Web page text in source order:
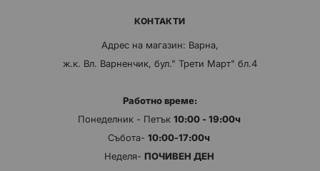
КОНТАКТИ
Адрес на магазин: Варна,
ж.к. Вл. Варненчик, бул." Трети Март" бл.4
Работно време:
Понеделник - Петък 10:00 - 19:00ч
Събота- 10:00-17:00ч
Неделя- ПОЧИВЕН ДЕН